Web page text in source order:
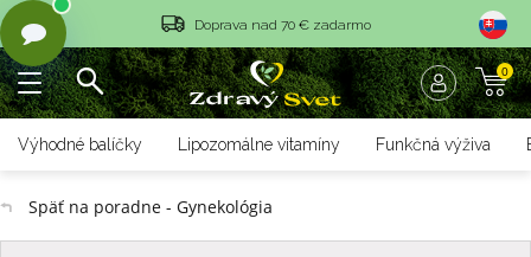
Doprava nad 70 € zadarmo
Vrátenie tovaru do 14 dní
Rýchle dodanie <36 hod
Vrátenie tovaru do 14 dní
0
Výhodné balíčky Lipozomálne vitamíny Funkčná výživa
Späť na poradne - Gynekológia